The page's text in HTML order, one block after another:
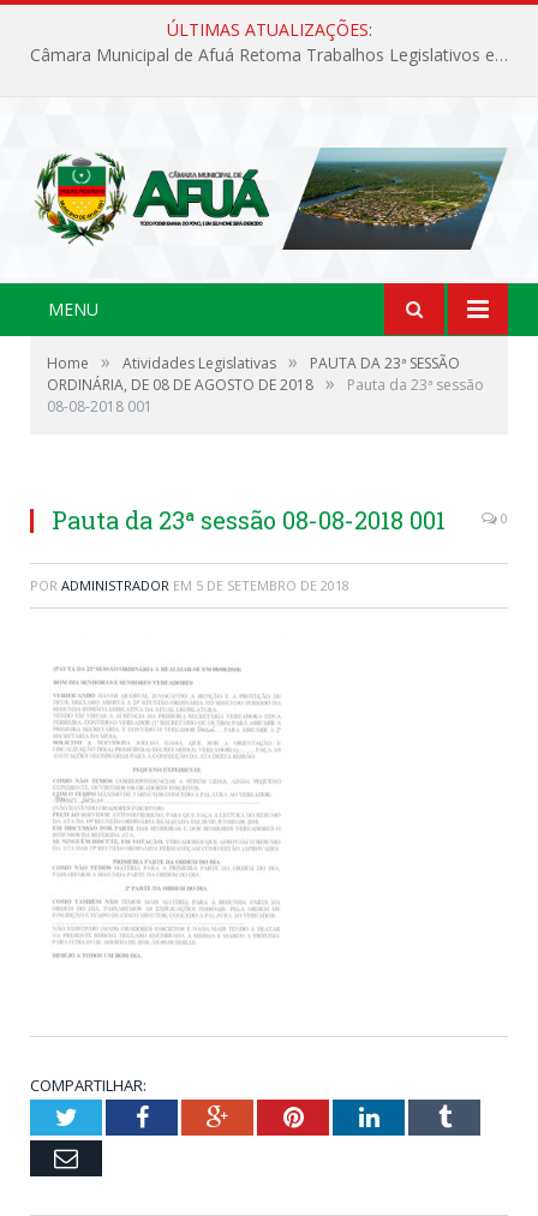
ÚLTIMAS ATUALIZAÇÕES:
Câmara Municipal de Afuá Retoma Trabalhos Legislativos em Sessão Ordinária
MENU
Home » Atividades Legislativas »
PAUTA DA 23ª SESSÃO
ORDINÁRIA, DE 08 DE AGOSTO DE 2018 »
Pauta da 23ª sessão
08-08-2018 001
Pauta da 23ª sessão 08-08-2018 001 0
POR ADMINISTRADOR EM 5 DE SETEMBRO DE 2018
COMPARTILHAR:
TwitterFacebookGoogle+PinterestLinkedInTumblr
Email